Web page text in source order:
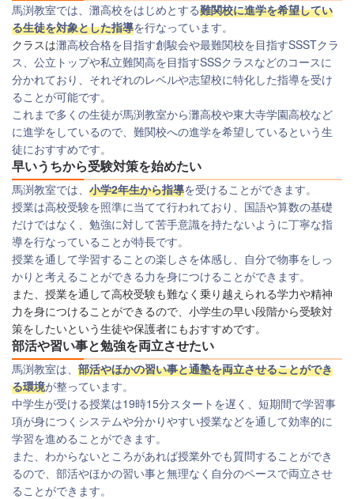
馬渕教室では、灘高校をはじめとする難関校に進学を希望してい
る生徒を対象とした指導を行なっています。
クラスは灘高校合格を目指す創駿会や最難関校を目指すSSSTクラ
ス、公立トップや私立難関高を目指すSSSクラスなどのコースに
分かれており、それぞれのレベルや志望校に特化した指導を受け
ることが可能です。
これまで多くの生徒が馬渕教室から灘高校や東大寺学園高校など
に進学をしているので、難関校への進学を希望しているという生
徒におすすめです。
早いうちから受験対策を始めたい
馬渕教室では、 小学2年生から指導を受けることができます。
授業は高校受験を照準に当てて行われており、国語や算数の基礎
だけではなく、勉強に対して苦手意識を持たないように丁寧な指
導を行なっていることが特長です。
授業を通して学習することの楽しさを体感し、自分で物事をしっ
かりと考えることができる力を身につけることができます。
また、授業を通して高校受験も難なく乗り越えられる学力や精神
力を身につけることができるので、小学生の早い段階から受験対
策をしたいという生徒や保護者にもおすすめです。
部活や習い事と勉強を両立させたい
馬渕教室は、 部活やほかの習い事と通塾を両立させることができ
る環境が整っています。
中学生が受ける授業は19時15分スタートを遅く、 短期間で学習事
項が身につくシステムや分かりやすい授業などを通して効率的に
学習を進めることができます。
また、わからないところがあれば授業外でも質問することができ
るので、部活やほかの習い事と無理なく自分のペースで両立させ
ることができます。